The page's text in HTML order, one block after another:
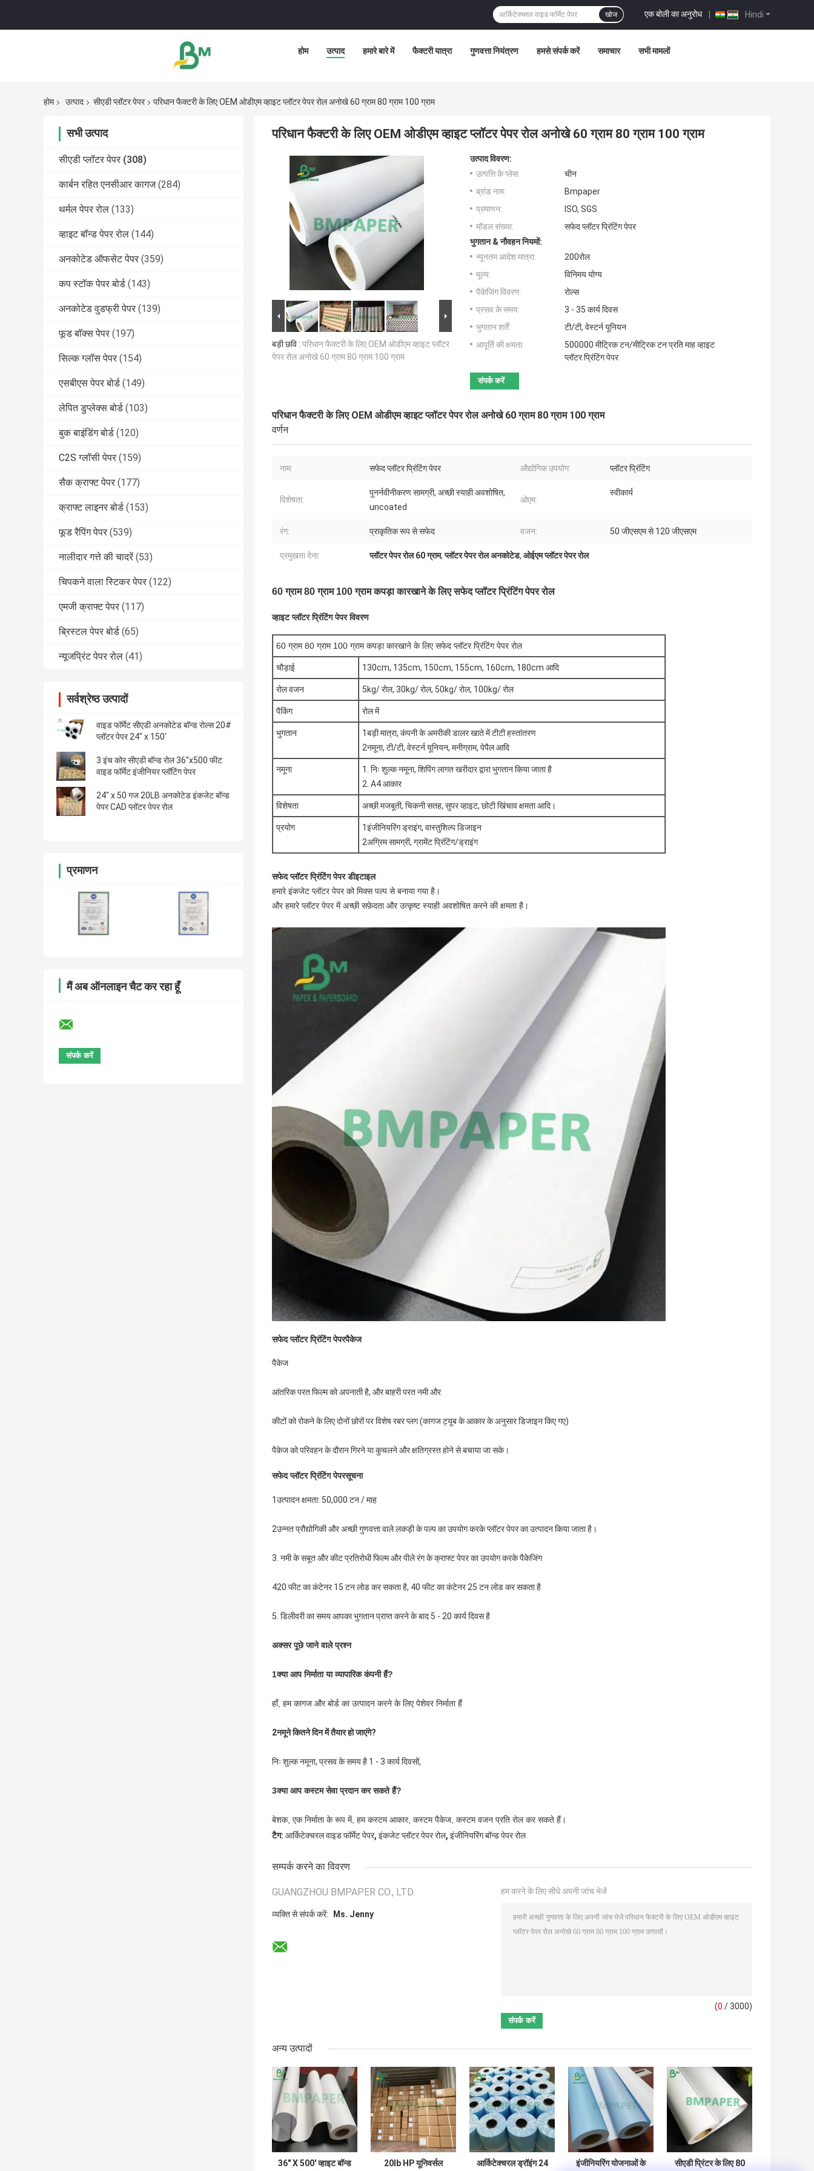
Hindi
एक बोली का अनुरोध |
खोज
होम उत्पाद हमारे बारे में फैक्टरी यात्रा गुणवत्ता नियंत्रण हमसे संपर्क करें समाचार सभी मामलों
होम उत्पाद सीएडी प्लॉटर पेपर परिधान फैक्टरी के लिए OEM ओडीएम व्हाइट प्लॉटर पेपर रोल अनोखे 60 ग्राम 80 ग्राम 100 ग्राम
सभी उत्पाद
सीएडी प्लॉटर पेपर (308)
कार्बन रहित एनसीआर कागज (284)
थर्मल पेपर रोल (133)
व्हाइट बॉन्ड पेपर रोल (144)
अनकोटेड ऑफसेट पेपर (359)
कप स्टॉक पेपर बोर्ड (143)
अनकोटेड वुडफ्री पेपर (139)
फूड बॉक्स पेपर (197)
सिल्क ग्लॉस पेपर (154)
एसबीएस पेपर बोर्ड (149)
लेपित डुप्लेक्स बोर्ड (103)
बुक बाइंडिंग बोर्ड (120)
C2S ग्लॉसी पेपर (159)
सैक क्राफ्ट पेपर (177)
क्राफ्ट लाइनर बोर्ड (153)
फूड रैपिंग पेपर (539)
नालीदार गत्ते की चादरें (53)
चिपकने वाला स्टिकर पेपर (122)
एमजी क्राफ्ट पेपर (117)
ब्रिस्टल पेपर बोर्ड (65)
न्यूजप्रिंट पेपर रोल (41)
सर्वश्रेष्ठ उत्पादों
वाइड फॉर्मेट सीएडी अनकोटेड बॉन्ड रोल्स 20#
प्लॉटर पेपर 24'' x 150'
3 इंच कोर सीएडी बॉन्ड रोल 36''x500 फीट
वाइड फॉर्मेट इंजीनियर प्लॉटिंग पेपर
24" x 50 गज 20LB अनकोटेड इंकजेट बॉन्ड
पेपर CAD प्लॉटर पेपर रोल
प्रमाणन
मैं अब ऑनलाइन चैट कर रहा हूँ
परिधान फैक्टरी के लिए OEM ओडीएम व्हाइट प्लॉटर पेपर रोल अनोखे 60 ग्राम 80 ग्राम 100 ग्राम
बड़ी छवि : परिधान फैक्टरी के लिए OEM ओडीएम व्हाइट प्लॉटर
पेपर रोल अनोखे 60 ग्राम 80 ग्राम 100 ग्राम
उत्पाद विवरण:
उत्पत्ति के प्लेस:
चीन
ब्रांड नाम:
Bmpaper
प्रमाणन:
ISO, SGS
मॉडल संख्या:
सफेद प्लॉटर प्रिंटिंग पेपर
भुगतान & नौवहन नियमों:
न्यूनतम आदेश मात्रा:
200रोल
मूल्य:
विनिमय योग्य
पैकेजिंग विवरण:
रोल्स
प्रसव के समय:
3 - 35 कार्य दिवस
भुगतान शर्तें:
टी/टी, वेस्टर्न यूनियन
आपूर्ति की क्षमता:
500000 मीट्रिक टन/मीट्रिक टन प्रति माह व्हाइट
प्लॉटर प्रिंटिंग पेपर
संपर्क करें
परिधान फैक्टरी के लिए OEM ओडीएम व्हाइट प्लॉटर पेपर रोल अनोखे 60 ग्राम 80 ग्राम 100 ग्राम
वर्णन
नाम: सफेद प्लॉटर प्रिंटिंग पेपर औद्योगिक उपयोग: प्लॉटर प्रिंटिंग
विशेषता:
पुनर्नवीनीकरण सामग्री, अच्छी स्याही अवशोषित,
uncoated
ओएम:
स्वीकार्य
रंग: प्राकृतिक रूप से सफेद वजन: 50 जीएसएम से 120 जीएसएम
प्रमुखता देना: प्लॉटर पेपर रोल 60 ग्राम,प्लॉटर पेपर रोल अनकोटेड, ओईएम प्लॉटर पेपर रोल
60 ग्राम 80 ग्राम 100 ग्राम कपड़ा कारखाने के लिए सफेद प्लॉटर प्रिंटिंग पेपर रोल
व्हाइट प्लॉटर प्रिंटिंग पेपर विवरण
60 ग्राम 80 ग्राम 100 ग्राम कपड़ा कारखाने के लिए सफेद प्लॉटर प्रिंटिंग पेपर रोल
चौड़ाई 130cm, 135cm, 150cm, 155cm, 160cm, 180cm आदि
रोल वजन 5kg/ रोल, 30kg/ रोल, 50kg/ रोल, 100kg/ रोल
पैकिंग रोल में
भुगतान
1बड़ी मात्रा, कंपनी के अमरीकी डालर खाते में टीटी हस्तांतरण
2नमूना, टी/टी, वेस्टर्न यूनियन, मनीग्राम, पेपैल आदि
नमूना
1. निः शुल्क नमूना, शिपिंग लागत खरीदार द्वारा भुगतान किया जाता है
2. A4 आकार
विशेषता अच्छी मजबूती, चिकनी सतह, सुपर व्हाइट, छोटी खिंचाव क्षमता आदि।
प्रयोग
1इंजीनियरिंग ड्राइंग, वास्तुशिल्प डिजाइन
2अग्रिम सामग्री, ग्रामेंट प्रिंटिंग/ड्राइंग
सफेद प्लॉटर प्रिंटिंग पेपर डीइटाइल
हमारे इंकजेट प्लॉटर पेपर को मिक्स पल्प से बनाया गया है।
और हमारे प्लॉटर पेपर में अच्छी सफ़ेदता और उत्कृष्ट स्याही अवशोषित करने की क्षमता है।
सफेद प्लॉटर प्रिंटिंग पेपरपैकेज
पैकेज
आंतरिक परत फिल्म को अपनाती है, और बाहरी परत नमी और
कीटों को रोकने के लिए दोनों छोरों पर विशेष रबर प्लग (कागज ट्यूब के आकार के अनुसार डिजाइन किए गए)
पैकेज को परिवहन के दौरान गिरने या कुचलने और क्षतिग्रस्त होने से बचाया जा सके।
सफेद प्लॉटर प्रिंटिंग पेपरसूचना
1उत्पादन क्षमता: 50,000 टन / माह
2उन्नत प्रौद्योगिकी और अच्छी गुणवत्ता वाले लकड़ी के पल्प का उपयोग करके प्लॉटर पेपर का उत्पादन किया जाता है।
3. नमी के सबूत और कीट प्रतिरोधी फिल्म और पीले रंग के क्राफ्ट पेपर का उपयोग करके पैकेजिंग
420 फीट का कंटेनर 15 टन लोड कर सकता है, 40 फीट का कंटेनर 25 टन लोड कर सकता है
5. डिलीवरी का समय आपका भुगतान प्राप्त करने के बाद 5 - 20 कार्य दिवस है
अक्सर पूछे जाने वाले प्रश्न
1क्या आप निर्माता या व्यापारिक कंपनी हैं?
हाँ, हम कागज और बोर्ड का उत्पादन करने के लिए पेशेवर निर्माता हैं
2नमूने कितने दिन में तैयार हो जाएंगे?
निः शुल्क नमूना, प्रसव के समय है 1 - 3 कार्य दिवसों,
3क्या आप कस्टम सेवा प्रदान कर सकते हैं?
बेशक, एक निर्माता के रूप में, हम कस्टम आकार, कस्टम पैकेज, कस्टम वजन प्रति रोल कर सकते हैं।
टैग: आर्किटेक्चरल वाइड फॉर्मेट पेपर, इंकजेट प्लॉटर पेपर रोल, इंजीनियरिंग बॉन्ड पेपर रोल
सम्पर्क करने का विवरण
GUANGZHOU BMPAPER CO., LTD.
व्यक्ति से संपर्क करें: Ms. Jenny
हम करने के लिए सीधे अपनी जांच भेजें
(0 / 3000)
अन्य उत्पादों
36" X 500' व्हाइट बॉन्ड
20lb HP यूनिवर्सल
आर्किटेक्चरल ड्रॉइंग 24
इंजीनियरिंग योजनाओं के
सीएडी प्रिंटर के लिए 80